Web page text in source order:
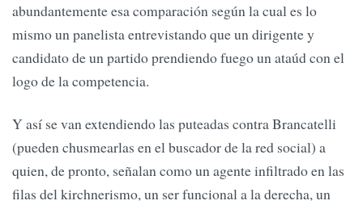
abundantemente esa comparación según la cual es lo
mismo un panelista entrevistando que un dirigente y
candidato de un partido prendiendo fuego un ataúd con el
logo de la competencia.
Y así se van extendiendo las puteadas contra Brancatelli
(pueden chusmearlas en el buscador de la red social) a
quien, de pronto, señalan como un agente infiltrado en las
filas del kirchnerismo, un ser funcional a la derecha, un